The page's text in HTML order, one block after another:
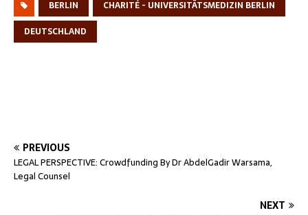
BERLIN
CHARITÉ - UNIVERSITÄTSMEDIZIN BERLIN
DEUTSCHLAND
PREVIOUS
LEGAL PERSPECTIVE: Crowdfunding By Dr AbdelGadir Warsama,
Legal Counsel
NEXT